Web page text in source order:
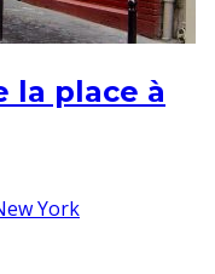
la place à
York